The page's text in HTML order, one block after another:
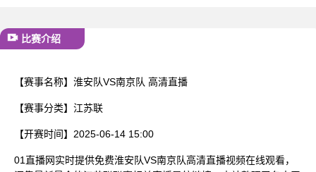
比赛介绍
【赛事名称】 淮安队VS南京队 高清直播
【赛事分类】 江苏联
【开赛时间】 2025-06-14 15:00
01直播网实时提供免费淮安队VS南京队高清直播视频在线观看，